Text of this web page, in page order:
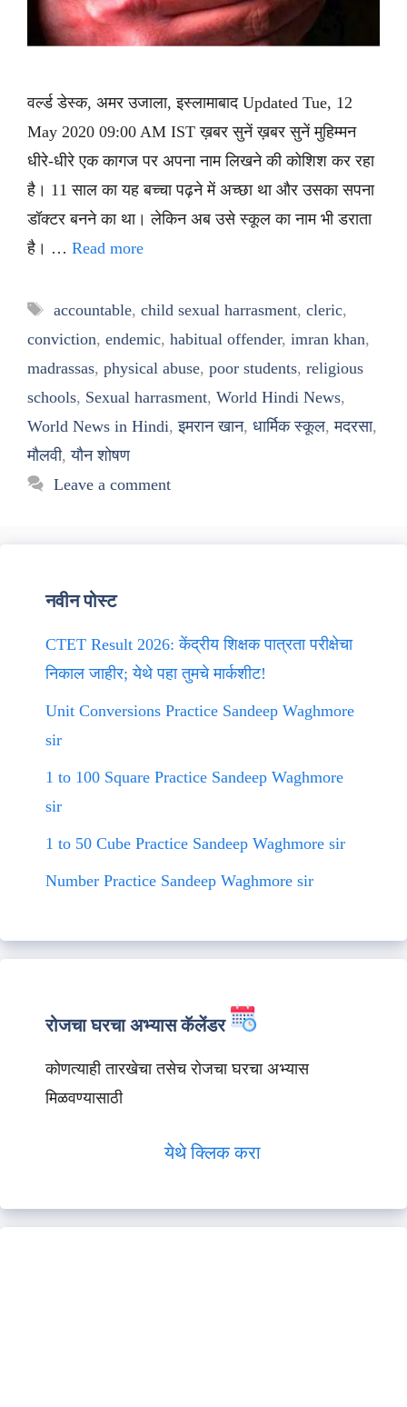
वर्ल्ड डेस्क, अमर उजाला, इस्लामाबाद Updated Tue, 12
May 2020 09:00 AM IST ख़बर सुनें ख़बर सुनें मुहिम्मन
धीरे-धीरे एक कागज पर अपना नाम लिखने की कोशिश कर रहा
है। 11 साल का यह बच्चा पढ़ने में अच्छा था और उसका सपना
डॉक्टर बनने का था। लेकिन अब उसे स्कूल का नाम भी डराता
है। … Read more
Tags
accountable, child sexual harrasment, cleric,
conviction, endemic, habitual offender, imran khan,
madrassas, physical abuse, poor students, religious
schools, Sexual harrasment, World Hindi News,
World News in Hindi,इमरान खान, धार्मिक स्कूल,मदरसा,
मौलवी,यौन शोषण
Leave a comment
नवीन पोस्ट
CTET Result 2026: केंद्रीय शिक्षक पात्रता परीक्षेचा
निकाल जाहीर; येथे पहा तुमचे मार्कशीट!
Unit Conversions Practice Sandeep Waghmore
sir
1 to 100 Square Practice Sandeep Waghmore
sir
1 to 50 Cube Practice Sandeep Waghmore sir
Number Practice Sandeep Waghmore sir
रोजचा घरचा अभ्यास कॅलेंडर
कोणत्याही तारखेचा तसेच रोजचा घरचा अभ्यास
मिळवण्यासाठी
येथे क्लिक करा